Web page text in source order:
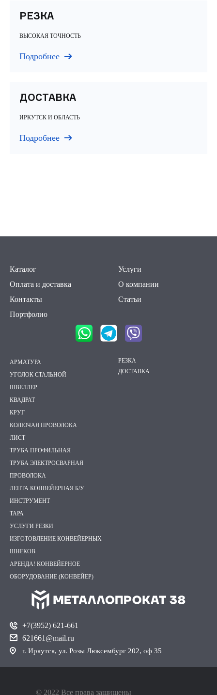
РЕЗКА
ВЫСОКАЯ ТОЧНОСТЬ
Подробнее
ДОСТАВКА
ИРКУТСК И ОБЛАСТЬ
Подробнее
Каталог
Услуги
Оплата и доставка
О компании
Контакты
Статьи
Портфолио
АРМАТУРА
УГОЛОК СТАЛЬНОЙ
ШВЕЛЛЕР
КВАДРАТ
КРУГ
КОЛЮЧАЯ ПРОВОЛОКА
ЛИСТ
ТРУБА ПРОФИЛЬНАЯ
ТРУБА ЭЛЕКТРОСВАРНАЯ
ПРОВОЛОКА
ЛЕНТА КОНВЕЙЕРНАЯ Б/У
ИНСТРУМЕНТ
ТАРА
УСЛУГИ РЕЗКИ
ИЗГОТОВЛЕНИЕ КОНВЕЙЕРНЫХ
ШНЕКОВ
АРЕНДА! КОНВЕЙЕРНОЕ
ОБОРУДОВАНИЕ (КОНВЕЙЕР)
РЕЗКА
ДОСТАВКА
+7(3952) 621-661
621661@mail.ru
г. Иркутск, ул. Розы Люксембург 202, оф 35
© 2022 Все права защищены